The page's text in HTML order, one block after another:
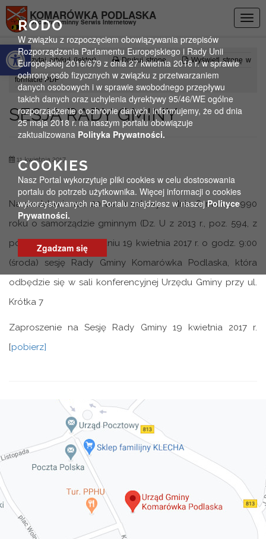
Otwórz pasek narzędzi
KOMARÓWKA PODLASKA
Oficjalny gminny Serwis Internetowy
Czytaj artykuł (lektor) Drukuj stronę Wyświetl stronę w
formacie PDF
SESJA RADY GMINY
11 kwietnia 2017
Na podstawie art. 20 ust. 1 ustawy z dnia 8 marca 1990
roku o samorządzie gminnym (Dz. U z 2013 r., poz. 594, z
późn. zm.) zwołuję w dniu 19 kwietnia 2017 r. o godz. 9:00
(środa) sesję Rady Gminy Komarówka Podlaska, która
odbędzie się w sali konferencyjnej Urzędu Gminy przy ul.
Krótka 7
Zaproszenie na Sesję Rady Gminy 19 kwietnia 2017 r.
[pobierz]
RODO
W związku z rozpoczęciem obowiązywania przepisów
Rozporządzenia Parlamentu Europejskiego i Rady Unii
Europejskiej 2016/679 z dnia 27 kwietnia 2016 r. w sprawie
ochrony osób fizycznych w związku z przetwarzaniem
danych osobowych i w sprawie swobodnego przepływu
takich danych oraz uchylenia dyrektywy 95/46/WE ogólne
rozporządzenie o ochronie danych, informujemy, że od dnia
25 maja 2018 r. na naszym portalu obowiązuje
zaktualizowana Polityka Prywatności.
COOKIES
Nasz Portal wykorzytuje pliki cookies w celu dostosowania
portalu do potrzeb użytkownika. Więcej informacji o cookies
wykorzystywanych na Portalu znajdziesz w naszejPolityce
Prywatności.
Zgadzam się